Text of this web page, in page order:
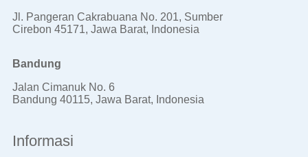
Jl. Pangeran Cakrabuana No. 201, Sumber
Cirebon 45171, Jawa Barat, Indonesia
Bandung
Jalan Cimanuk No. 6
Bandung 40115, Jawa Barat, Indonesia
Informasi